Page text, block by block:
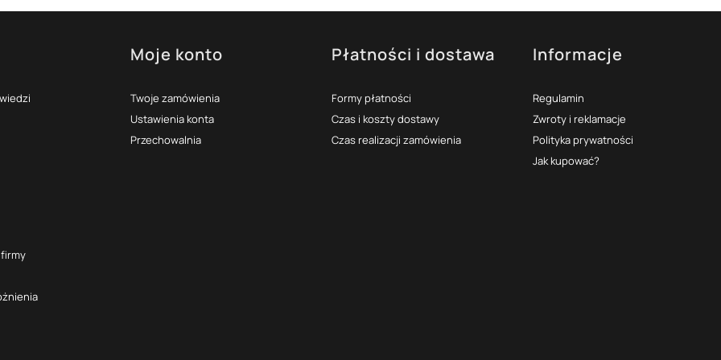
Moje konto
Twoje zamówienia
Ustawienia konta
Przechowalnia
Płatności i dostawa
Formy płatności
Czas i koszty dostawy
Czas realizacji zamówienia
Informacje
Regulamin
Zwroty i reklamacje
Polityka prywatności
Jak kupować?